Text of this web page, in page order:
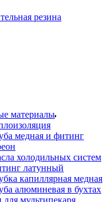
резина
материалы
медная и фитинг
холодильных систем
латунный
капиллярная медная
алюминевая в бухтах
для мультипекаря